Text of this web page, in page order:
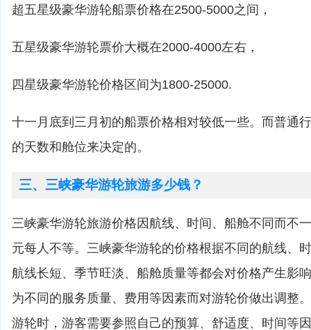
超五星级豪华游轮船票价格在2500-5000之间，
五星级豪华游轮票价大概在2000-4000左右，
四星级豪华游轮价格区间为1800-25000.
十一月底到三月初的船票价格相对较低一些。而普通
的天数和舱位来决定的。
三、三峡豪华游轮旅游多少钱？
三峡豪华游轮旅游价格因航线、时间、船舱不同而不
元每人不等。三峡豪华游轮的价格根据不同的航线、
航线长短、季节旺淡、船舱质量等都会对价格产生影
为不同的服务质量、费用等因素而对游轮价做出调整
游轮时，游客需要参照自己的预算、舒适度、时间等